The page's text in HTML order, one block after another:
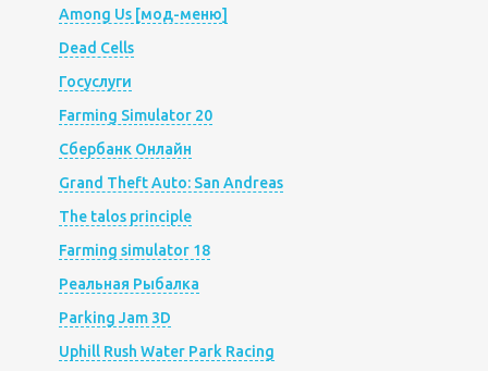
Among Us [мод-меню]
Dead Cells
Госуслуги
Farming Simulator 20
Сбербанк Онлайн
Grand Theft Auto: San Andreas
The talos principle
Farming simulator 18
Реальная Рыбалка
Parking Jam 3D
Uphill Rush Water Park Racing